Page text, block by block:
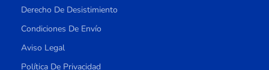
Derecho De Desistimiento
Condiciones De Envío
Aviso Legal
Política De Privacidad